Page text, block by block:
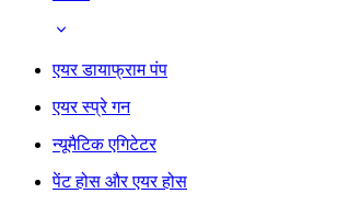
एयर डायाफ्राम पंप
एयर स्प्रे गन
न्यूमैटिक एगिटेटर
पेंट होस और एयर होस